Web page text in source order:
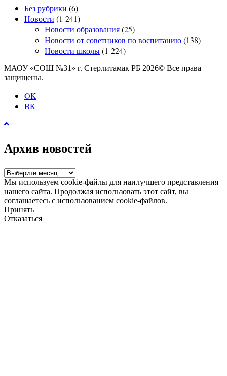
Без рубрики (6)
Новости (1 241)
Новости образования(25)
Новости от советников по воспитанию(138)
Новости школы(1 224)
МАОУ «СОШ №31» г. Стерлитамак РБ 2026© Все права
защищены.
OK
ВК
Архив новостей
Архив
новостей
Мы используем cookie-файлы для наилучшего представления
нашего сайта. Продолжая использовать этот сайт, вы
соглашаетесь с использованием cookie-файлов.
Принять
Отказаться